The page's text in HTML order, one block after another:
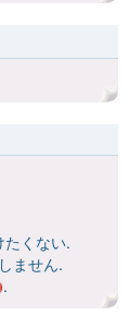
たくない.
ません.
.